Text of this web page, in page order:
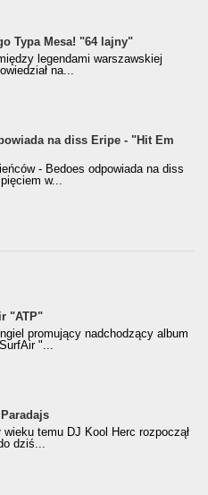
Typa Mesa! "64 lajny"
legendami warszawskiej
na...
na diss Eripe - "Hit Em
- Bedoes odpowiada na diss
w...
"ATP"
promujący nadchodzący album
"...
za
Album Roku
wieku temu DJ Kool Herc rozpoczął
dziś...